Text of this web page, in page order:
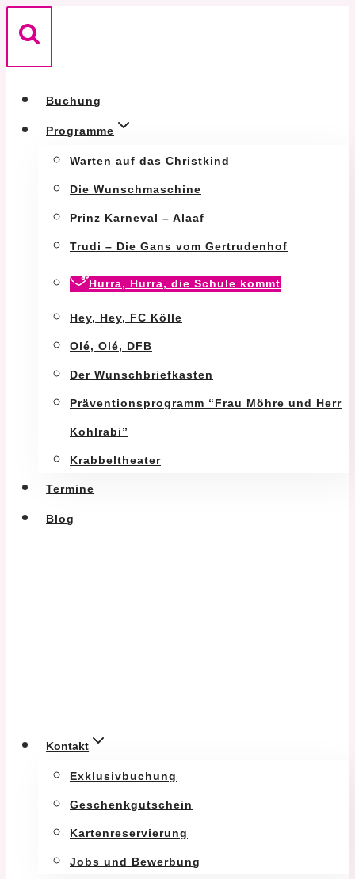
Zum
Inhalt
Buchung
Programme
Warten auf das Christkind
Die Wunschmaschine
Prinz Karneval – Alaaf
Trudi – Die Gans vom Gertrudenhof
Hurra, Hurra, die Schule kommt
Hey, Hey, FC Kölle
Olé, Olé, DFB
Der Wunschbriefkasten
Präventionsprogramm “Frau Möhre und Herr
Kohlrabi”
Krabbeltheater
Termine
Blog
Kontakt
Exklusivbuchung
Geschenkgutschein
Kartenreservierung
Jobs und Bewerbung